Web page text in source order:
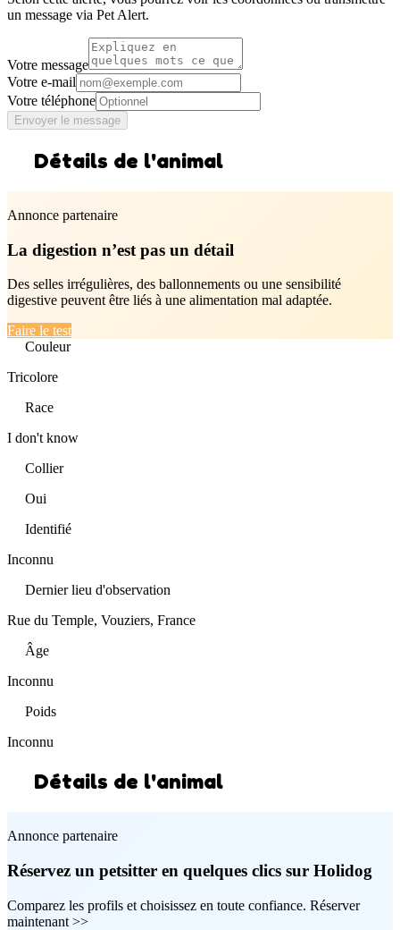
un message via Pet Alert.
Votre message
Votre e-mail
Votre téléphone
Envoyer le message
Détails de l'animal
Annonce partenaire
La digestion n’est pas un détail
Des selles irrégulières, des ballonnements ou une sensibilité
digestive peuvent être liés à une alimentation mal adaptée.
Faire le test
Couleur
Tricolore
Race
I don't know
Collier
Oui
Identifié
Inconnu
Dernier lieu d'observation
Rue du Temple, Vouziers, France
Âge
Inconnu
Poids
Inconnu
Détails de l'animal
Annonce partenaire
Réservez un petsitter en quelques clics sur Holidog
Comparez les profils et choisissez en toute confiance. Réserver
maintenant >>